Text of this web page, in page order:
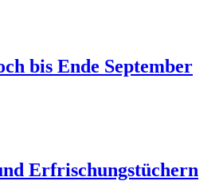
bis Ende September
Erfrischungstüchern